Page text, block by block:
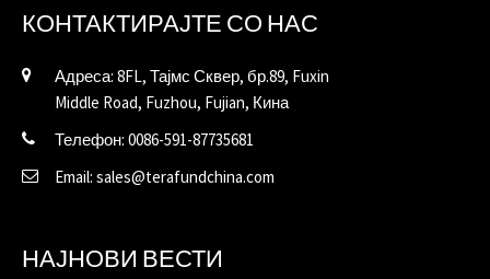
КОНТАКТИРАЈТЕ СО НАС
Адреса: 8FL, Тајмс Сквер, бр.89, Fuxin
Middle Road, Fuzhou, Fujian, Кина
Телефон: 0086-591-87735681
Email: sales@terafundchina.com
НАЈНОВИ ВЕСТИ